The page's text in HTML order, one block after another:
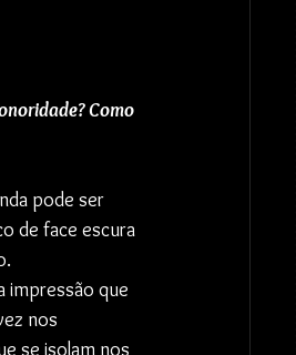
Como
pode ser
de face escura
impressão que
nos
se isolam nos